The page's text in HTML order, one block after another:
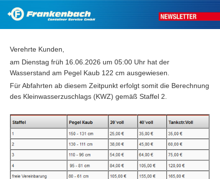
Verehrte Kunden,
am Dienstag früh 16.06.2026 um 05:00 Uhr hat der
Wasserstand am Pegel Kaub 122 cm ausgewiesen.
Für Abfahrten ab diesem Zeitpunkt erfolgt somit die Berechnung
des Kleinwasserzuschlags (KWZ) gemäß Staffel 2.